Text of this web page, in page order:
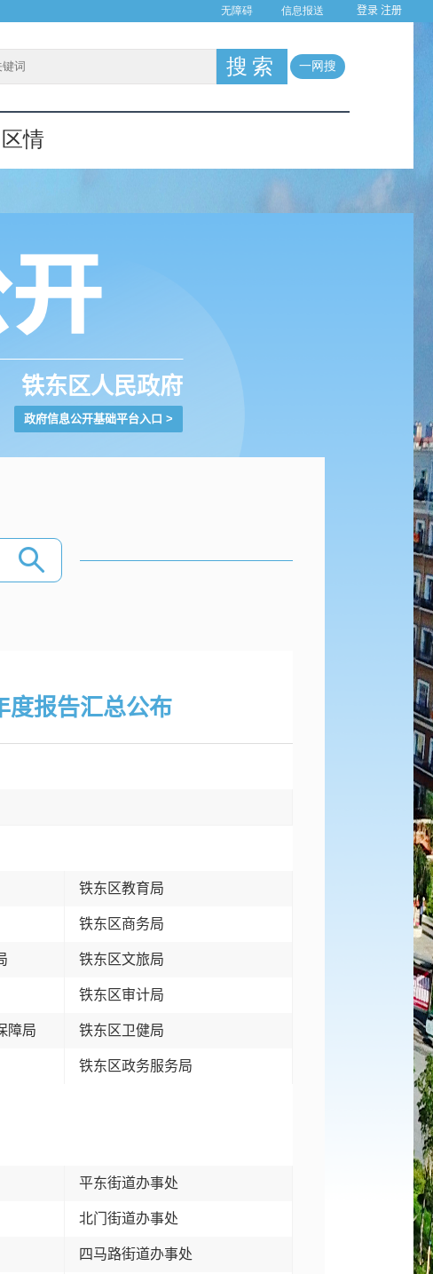
登录 注册
铁东区人民政府
政府信息公开基础平台入口 >
度报告汇总公布
铁东区教育局
铁东区商务局
铁东区文旅局
铁东区审计局
障局 铁东区卫健局
铁东区政务服务局
平东街道办事处
北门街道办事处
四马路街道办事处